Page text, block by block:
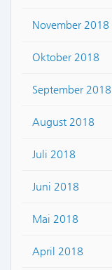
November 2018
Oktober 2018
September 2018
August 2018
Juli 2018
Juni 2018
Mai 2018
April 2018